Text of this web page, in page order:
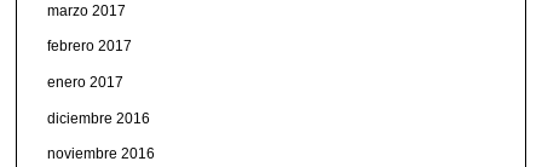
marzo 2017
febrero 2017
enero 2017
diciembre 2016
noviembre 2016